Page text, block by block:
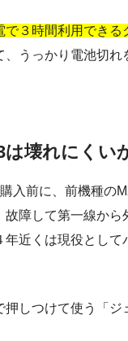
で３時間利用できる
、うっかり電池切れ
は壊れにくい
入前に、前機種の
故障して第一線から
年近くは現役とし
押しつけて使う「ジ